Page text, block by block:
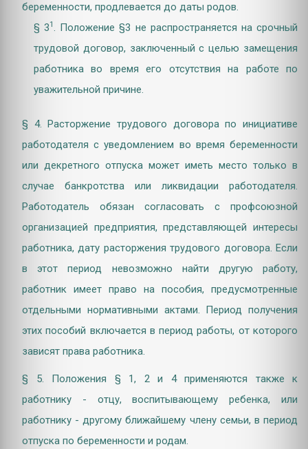
беременности, продлевается до даты родов.
§ 31 . Положение §3 не распространяется на срочный
трудовой договор, заключенный с целью замещения
работника во время его отсутствия на работе по
уважительной причине.
§ 4. Расторжение трудового договора по инициативе
работодателя с уведомлением во время беременности
или декретного отпуска может иметь место только в
случае банкротства или ликвидации работодателя.
Работодатель обязан согласовать с профсоюзной
организацией предприятия, представляющей интересы
работника, дату расторжения трудового договора. Если
в этот период невозможно найти другую работу,
работник имеет право на пособия, предусмотренные
отдельными нормативными актами. Период получения
этих пособий включается в период работы, от которого
зависят права работника.
§ 5. Положения § 1, 2 и 4 применяются также к
работнику - отцу, воспитывающему ребенка, или
работнику - другому ближайшему члену семьи, в период
отпуска по беременности и родам.